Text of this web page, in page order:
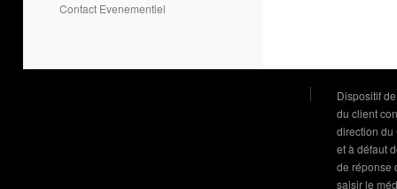
Contact Evenementiel
Dispositif
du client
direction du
et à défaut
de réponse
saisir le